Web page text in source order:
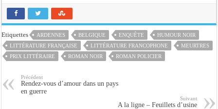
Etiquettes ARDENNES BELGIQUE ENQUÊTE
HUMOUR NOIR
LITTÉRATURE FRANÇAISE
LITTÉRATURE FRANCOPHONE
MEURTRES
PRIX LITTÉRAIRE
ROMAN NOIR ROMAN POLICIER
Précédent
Rendez-vous d’amour dans un pays
en guerre
Suivant
A la ligne – Feuillets d’usine